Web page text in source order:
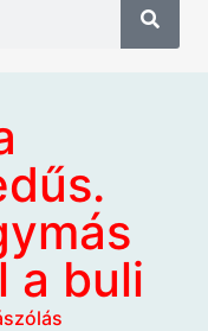
a buli